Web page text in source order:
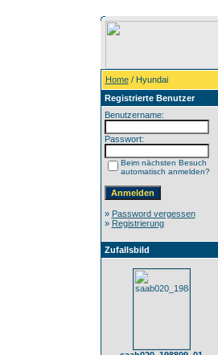
Home/ Hyundai
Registrierte Benutzer
Benutzername:
Passwort:
Beim nächsten Besuch
automatisch anmelden?
» Password vergessen
» Registrierung
Zufallsbild